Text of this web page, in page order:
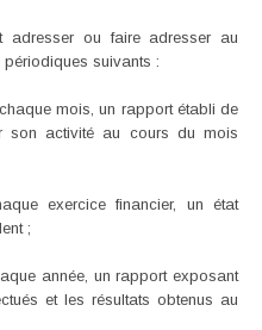
adresser ou faire adresser au
suivants :
mois, un rapport établi de
son activité au cours du mois
exercice financier, un état
;
année, un rapport exposant
et les résultats obtenus au